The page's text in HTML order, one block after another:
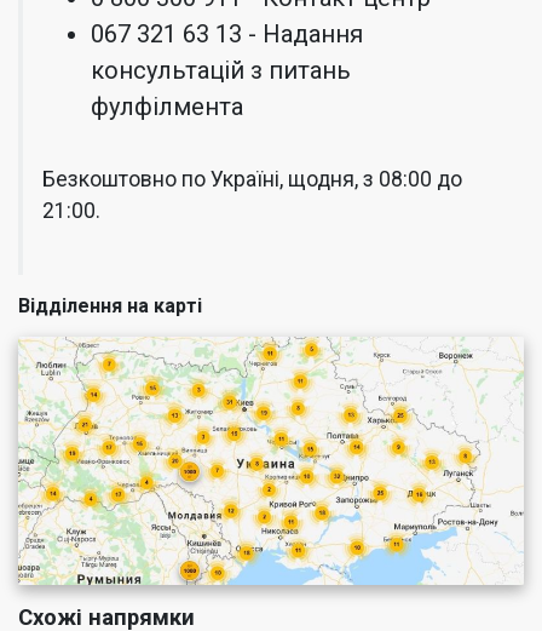
067 321 63 13 - Надання
консультацій з питань
фулфілмента
Безкоштовно по Україні, щодня, з 08:00 до
21:00.
Відділення на карті
Схожі напрямки